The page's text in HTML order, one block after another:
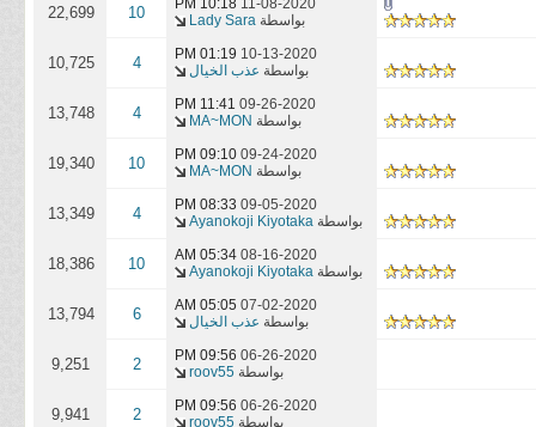
11-08-2020
10:18 PM
بواسطة Lady Sara
10
22,699
10-13-2020
01:19 PM
بواسطة عذب الخيال 4
10,725
09-26-2020
11:41 PM
بواسطة MA~MON
4
13,748
09-24-2020
09:10 PM
بواسطة MA~MON
10
19,340
09-05-2020
08:33 PM
بواسطة Ayanokoji Kiyotaka
4
13,349
08-16-2020
05:34 AM
بواسطة Ayanokoji Kiyotaka
10
18,386
07-02-2020
05:05 AM
بواسطة عذب الخيال 6
13,794
06-26-2020
09:56 PM
بواسطة roov55
2
9,251
06-26-2020
09:56 PM
بواسطة roov55
2
9,941